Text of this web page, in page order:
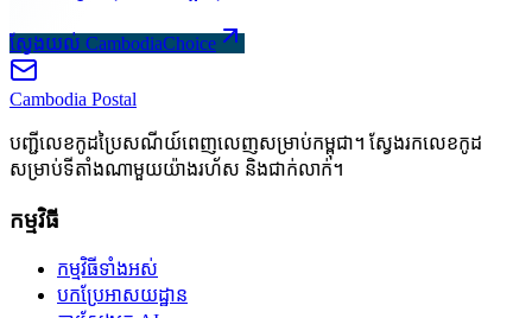
ស្វែងយល់ CambodiaChoice
Cambodia Postal
បញ្ជីលេខកូដប្រៃសណីយ៍ពេញលេញសម្រាប់កម្ពុជា។ ស្វែងរកលេខកូដ
សម្រាប់ទីតាំងណាមួយយ៉ាងរហ័ស និងជាក់លាក់។
កម្មវិធី
កម្មវិធីទាំងអស់
បកប្រែអាសយដ្ឋាន